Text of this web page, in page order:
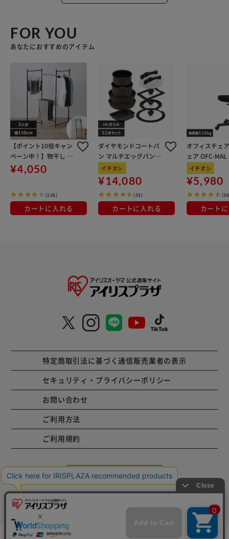
FOR YOU
あなたにおすすめのアイテム
【ポイント10倍キャン
ペーン中！】物干し 室
内用 折りたたみ式 3連
OTM-150R ブラック 一
¥4,050
(126)
カートに入れる
ダイヤモンドコートパ
ン マルチエッグパン入
り 12点セット IHガス
火対応 MEGI-12S ブラ
ウンメタリック
イチオシ
¥14,080
(33)
カートに入れる
オフィスチェ
ェア OFC-
ン
イチオシ
¥5,980
カート
特定商取引法に基づく通信販売業者の表示
セキュリティ・プライバシーポリシー
お問い合わせ
ご利用方法
ご利用規約
コーポレートサイト